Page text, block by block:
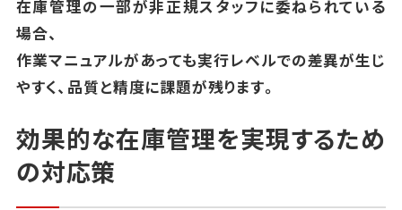
在庫管理の一部が非正規スタッフに委ねられている
場合、
作業マニュアルがあっても実行レベルでの差異が生じ
やすく、品質と精度に課題が残ります。
効果的な在庫管理を実現するため
の対応策